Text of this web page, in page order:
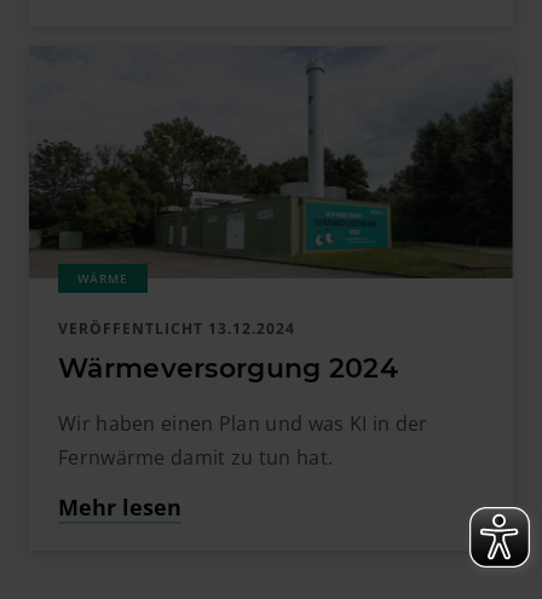
VERÖFFENTLICHT 13.12.2024
Wärmeversorgung 2024
Wir haben einen Plan und was KI in der
Fernwärme damit zu tun hat.
Mehr lesen